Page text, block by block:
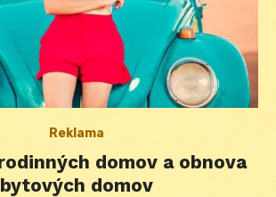
Reklama
domov a obnova
bytových domov